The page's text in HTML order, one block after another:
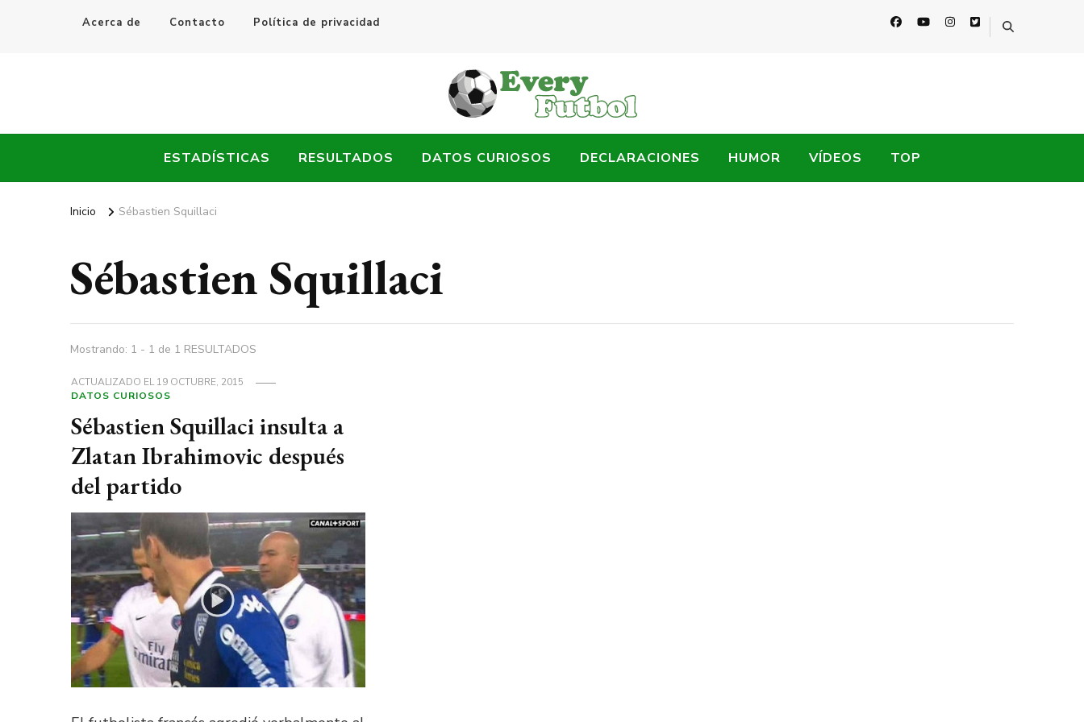
Acerca de Contacto Política de privacidad
Every Fútbol
ESTADÍSTICAS RESULTADOS DATOS CURIOSOS DECLARACIONES HUMOR VÍDEOS TOP
Inicio Sébastien Squillaci
Sébastien Squillaci
Mostrando: 1 - 1 de 1 RESULTADOS
ACTUALIZADO EL19 OCTUBRE, 2015
DATOS CURIOSOS
Sébastien Squillaci insulta a
Zlatan Ibrahimovic después
del partido